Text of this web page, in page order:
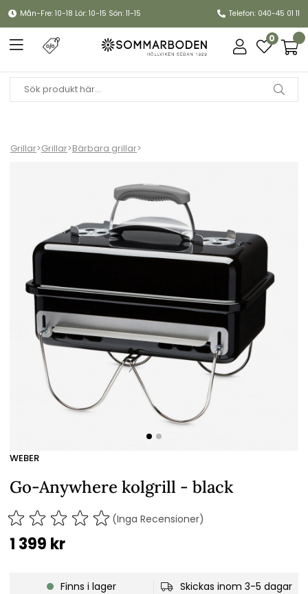
Mån-Fre: 10-18 Lör: 10-15 Sön: 11-15 Telefon: 040-45 01 11
0
Grillar>Grillar>Bärbara grillar>
WEBER
Go-Anywhere kolgrill - black
(Inga Recensioner)
1 399 kr
Finns i lager Skickas inom 3-5 dagar